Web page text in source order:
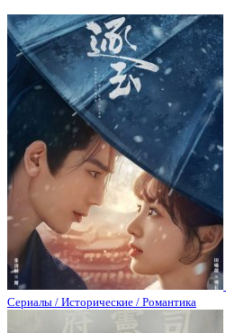
Сериалы / Исторические / Романтика